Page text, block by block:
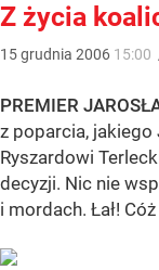
Z życia
15grudnia 2006 15:00
PREMIER
z poparcia, jakiego
Ryszardowi
decyzji. Nic nie
i mordach. Łał!